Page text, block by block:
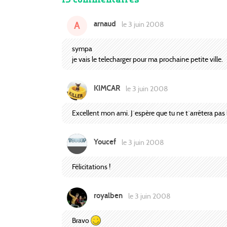
A arnaud le 3 juin 2008
sympa
je vais le telecharger pour ma prochaine petite ville.
KIMCAR le 3 juin 2008
Excellent mon ami. J`espère que tu ne t`arrêtera pas
Youcef le 3 juin 2008
Félicitations !
royalben le 3 juin 2008
Bravo